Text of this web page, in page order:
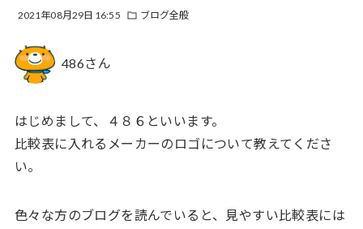
2021年08月29日 16:55 ブログ全般
486さん
はじめまして、４８６といいます。
比較表に入れるメーカーのロゴについて教えてくださ
い。
色々な方のブログを読んでいると、見やすい比較表には